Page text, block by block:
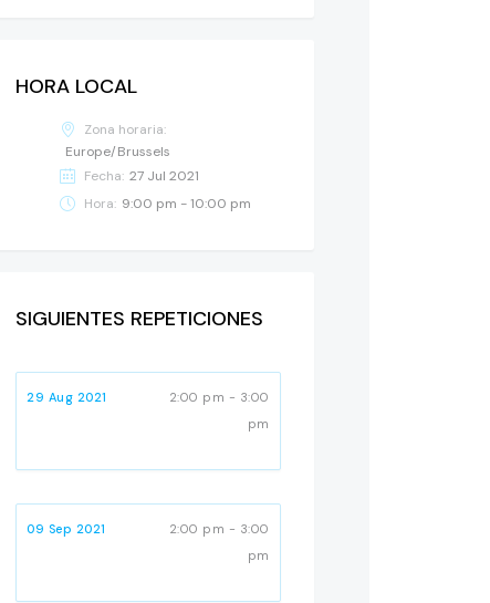
HORA LOCAL
Zona horaria:
Europe/Brussels
Fecha: 27 Jul 2021
Hora: 9:00 pm - 10:00 pm
SIGUIENTES REPETICIONES
29 Aug 2021
2:00 pm - 3:00
pm
09 Sep 2021
2:00 pm - 3:00
pm